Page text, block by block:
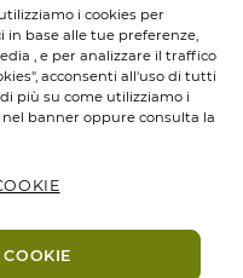
PRODOTTI
i cookies per
base alle tue preferenze,
, e per analizzare il traffico
acconsenti all'uso di tutti
più su come utilizziamo i
nel banner oppure consulta la